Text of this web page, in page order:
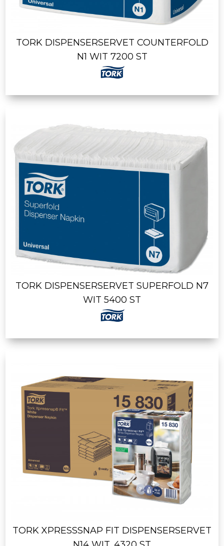
TORK DISPENSERSERVET COUNTERFOLD
N1 WIT 7200 ST
TORK DISPENSERSERVET SUPERFOLD N7
WIT 5400 ST
TORK XPRESSSNAP FIT DISPENSERSERVET